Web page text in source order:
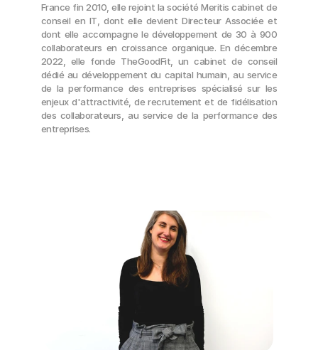
France fin 2010, elle rejoint la société Meritis cabinet de
conseil en IT, dont elle devient Directeur Associée et
dont elle accompagne le développement de 30 à 900
collaborateurs en croissance organique. En décembre
2022, elle fonde TheGoodFit, un cabinet de conseil
dédié au développement du capital humain, au service
de la performance des entreprises spécialisé sur les
enjeux d'attractivité, de recrutement et de fidélisation
des collaborateurs, au service de la performance des
entreprises.